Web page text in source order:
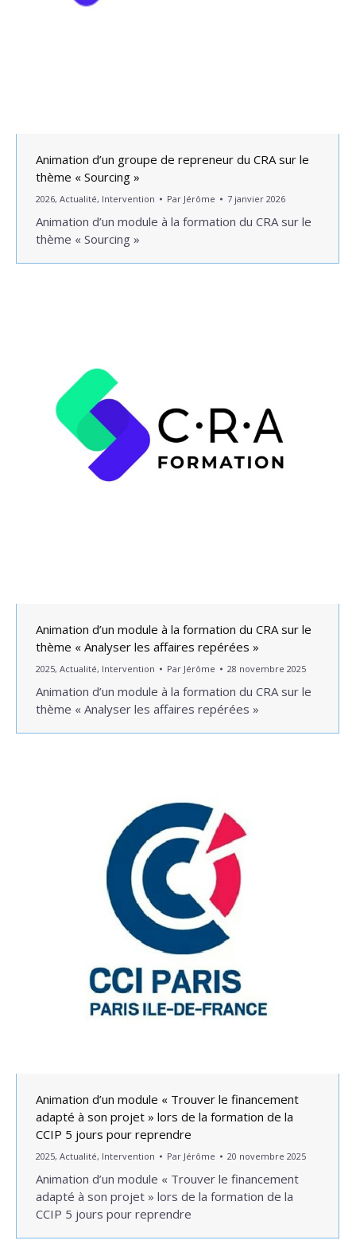
Animation d’un groupe de repreneur du CRA sur le
thème « Sourcing »
2026, Actualité, Intervention Par Jérôme 7 janvier 2026
Animation d’un module à la formation du CRA sur le
thème « Sourcing »
Animation d’un module à la formation du CRA sur le
thème « Analyser les affaires repérées »
2025, Actualité, Intervention Par Jérôme 28 novembre 2025
Animation d’un module à la formation du CRA sur le
thème « Analyser les affaires repérées »
Animation d’un module « Trouver le financement
adapté à son projet » lors de la formation de la
CCIP 5 jours pour reprendre
2025, Actualité, Intervention Par Jérôme 20 novembre 2025
Animation d’un module « Trouver le financement
adapté à son projet » lors de la formation de la
CCIP 5 jours pour reprendre